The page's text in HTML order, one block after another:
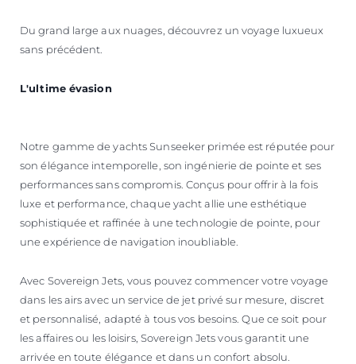
Du grand large aux nuages, découvrez un voyage luxueux
sans précédent.
L'ultime évasion
Notre gamme de yachts Sunseeker primée est réputée pour
son élégance intemporelle, son ingénierie de pointe et ses
performances sans compromis. Conçus pour offrir à la fois
luxe et performance, chaque yacht allie une esthétique
sophistiquée et raffinée à une technologie de pointe, pour
une expérience de navigation inoubliable.
Avec Sovereign Jets, vous pouvez commencer votre voyage
dans les airs avec un service de jet privé sur mesure, discret
et personnalisé, adapté à tous vos besoins. Que ce soit pour
les affaires ou les loisirs, Sovereign Jets vous garantit une
arrivée en toute élégance et dans un confort absolu.